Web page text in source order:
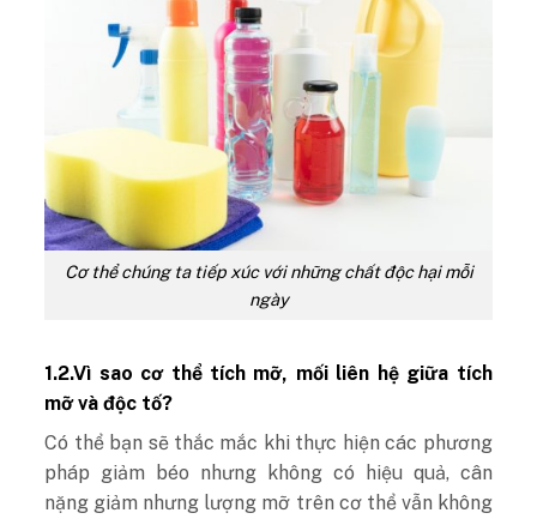
Cơ thể chúng ta tiếp xúc với những chất độc hại mỗi
ngày
1.2.Vì sao cơ thể tích mỡ, mối liên hệ giữa tích
mỡ và độc tố?
Có thể bạn sẽ thắc mắc khi thực hiện các phương
pháp giảm béo nhưng không có hiệu quả, cân
nặng giảm nhưng lượng mỡ trên cơ thể vẫn không